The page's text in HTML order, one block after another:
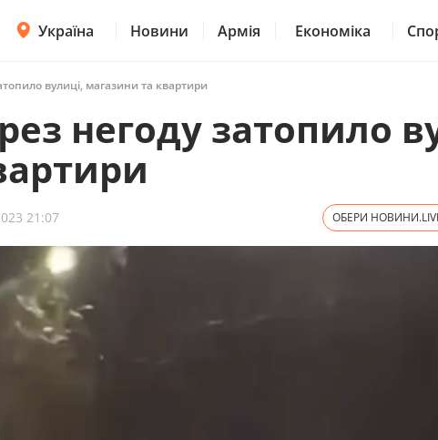
Україна Новини Армія Економіка
вулиці, магазини та квартири
негоду затопило
21:07 ОБЕРИ